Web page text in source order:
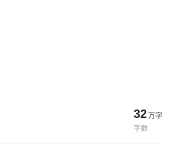
32万字
字数